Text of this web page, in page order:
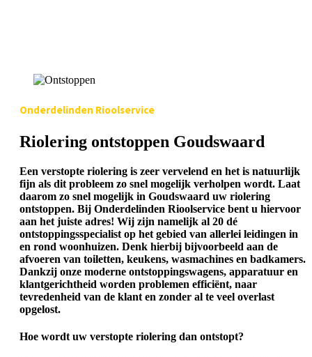
Onderdelinden Rioolservice
Riolering ontstoppen Goudswaard
Een verstopte riolering is zeer vervelend en het is natuurlijk
fijn als dit probleem zo snel mogelijk verholpen wordt. Laat
daarom zo snel mogelijk in Goudswaard uw riolering
ontstoppen. Bij Onderdelinden Rioolservice bent u hiervoor
aan het juiste adres! Wij zijn namelijk al 20 dé
ontstoppingsspecialist op het gebied van allerlei leidingen in
en rond woonhuizen. Denk hierbij bijvoorbeeld aan de
afvoeren van toiletten, keukens, wasmachines en badkamers.
Dankzij onze moderne ontstoppingswagens, apparatuur en
klantgerichtheid worden problemen efficiënt, naar
tevredenheid van de klant en zonder al te veel overlast
opgelost.
Hoe wordt uw verstopte riolering dan ontstopt?